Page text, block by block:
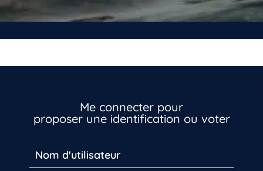
Me connecter pour
proposer une identification ou voter